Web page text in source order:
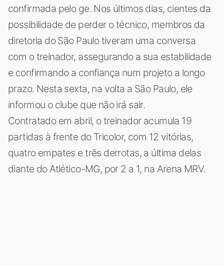
confirmada pelo ge. Nos últimos dias, cientes da
possibilidade de perder o técnico, membros da
diretoria do São Paulo tiveram uma conversa
com o treinador, assegurando a sua estabilidade
e confirmando a confiança num projeto a longo
prazo. Nesta sexta, na volta a São Paulo, ele
informou o clube que não irá sair.
Contratado em abril, o treinador acumula 19
partidas à frente do Tricolor, com 12 vitórias,
quatro empates e três derrotas, a última delas
diante do Atlético-MG, por 2 a 1, na Arena MRV.